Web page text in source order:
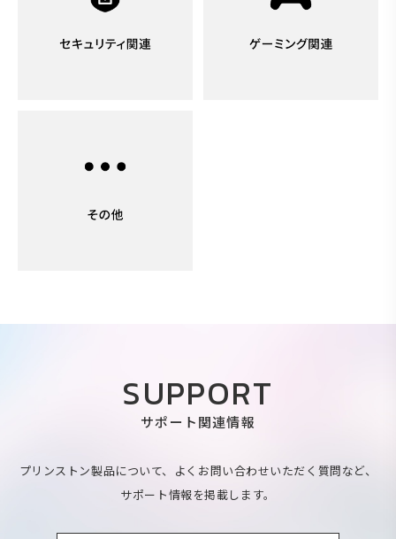
SUPPORT
サポート関連情報
プリンストン製品について、よくお問い合わせいただく質問など、
サポート情報を掲載します。